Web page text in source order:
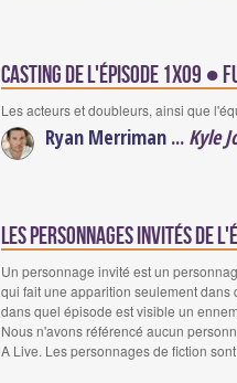
Casting de l'épisode 1x09 ●
Les acteurs et doubleurs, ainsi que
Ryan Merriman ... Kyle
Les personnages invités de
Un personnage invité est un
qui fait une apparition seulement
dans quel épisode est visible un
Nous n'avons référencé aucun
A Live. Les personnages de fiction